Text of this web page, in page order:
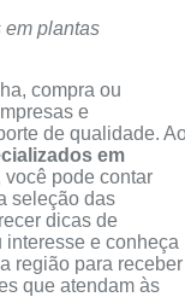
em plantas
compra ou
e
de qualidade.
em
você pode contar
seleção das
dicas de
e conheça
região para receber
que atendam às